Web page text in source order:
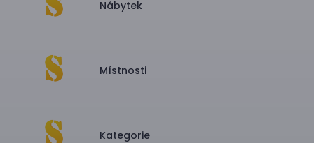
Nábytek
Místnosti
Kategorie